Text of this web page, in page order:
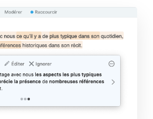
reformulation